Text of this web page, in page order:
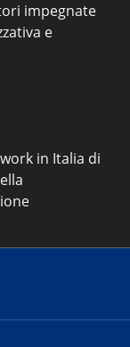
impegnate
e
in Italia di